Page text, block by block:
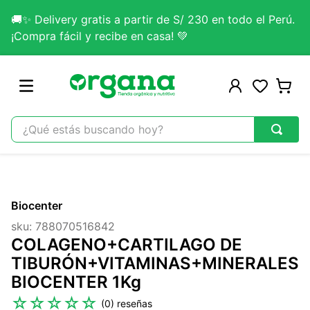
🚚✨ Delivery gratis a partir de S/ 230 en todo el Perú.
¡Compra fácil y recibe en casa! 💚
¿Qué estás buscando hoy?
2.
citrato magnesio
3.
lab nutrition
4.
colageno
5.
kefir
6 .
glicinato magnesio
Biocenter
sku: 788070516842
COLAGENO+CARTILAGO DE
TIBURÓN+VITAMINAS+MINERALES
BIOCENTER 1Kg
☆☆☆☆☆ (0)